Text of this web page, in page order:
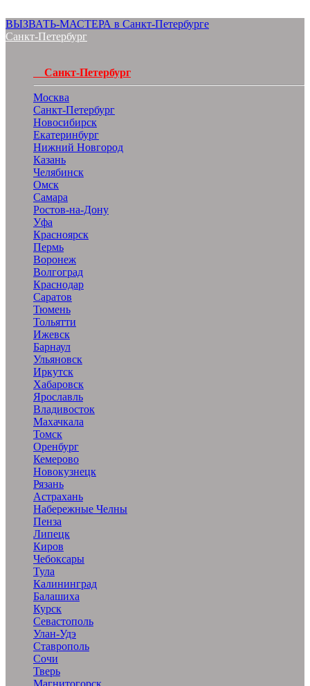
ВЫЗВАТЬ-МАСТЕРА в Санкт-Петербурге
Санкт-Петербург
Санкт-Петербург
Москва
Санкт-Петербург
Новосибирск
Екатеринбург
Нижний Новгород
Казань
Челябинск
Омск
Самара
Ростов-на-Дону
Уфа
Красноярск
Пермь
Воронеж
Волгоград
Краснодар
Саратов
Тюмень
Тольятти
Ижевск
Барнаул
Ульяновск
Иркутск
Хабаровск
Ярославль
Владивосток
Махачкала
Томск
Оренбург
Кемерово
Новокузнецк
Рязань
Астрахань
Набережные Челны
Пенза
Липецк
Киров
Чебоксары
Тула
Калининград
Балашиха
Курск
Севастополь
Улан-Удэ
Ставрополь
Сочи
Тверь
Магнитогорск